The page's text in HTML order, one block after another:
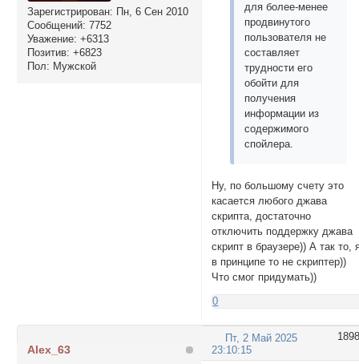
Зарегистрирован: Пн, 6 Сен 2010
Сообщений: 7752
Уважение: +6313
Позитив: +6823
Пол: Мужской
для более-менее
продвинутого
пользователя не
составляет
трудности его
обойти для
получения
информации из
содержимого
спойлера.
Ну, по большому счету это
касается любого джава
скрипта, достаточно
отключить поддержку джава
скрипт в браузере)) А так то,
в принципе то не скриптер))
Что смог придумать))
0
1898
Пт, 2 Май 2025
23:10:15
Alex_63